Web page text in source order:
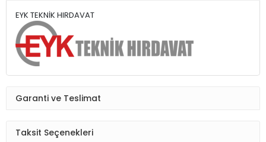
EYK TEKNİK HIRDAVAT
Garanti ve Teslimat
Taksit Seçenekleri